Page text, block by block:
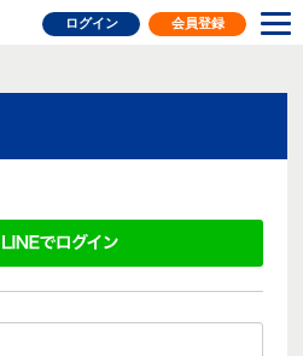
フィットネス業界の求人
ログイン 会員登録